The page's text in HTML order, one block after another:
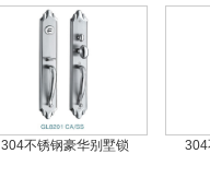
304不锈钢豪华别墅锁 304